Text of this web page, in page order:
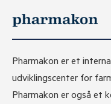
Pharmakon er et
udviklingscenter for
Pharmakon er også et